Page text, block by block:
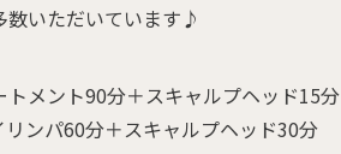
数いただいています♪
トメント90分＋スキャルプヘッド15分
リンパ60分＋スキャルプヘッド30分